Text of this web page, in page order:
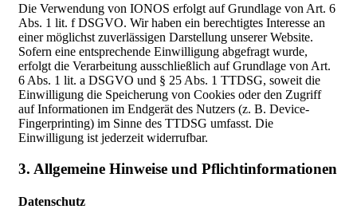
Die Verwendung von IONOS erfolgt auf Grundlage von Art. 6
Abs. 1 lit. f DSGVO. Wir haben ein berechtigtes Interesse an
einer möglichst zuverlässigen Darstellung unserer Website.
Sofern eine entsprechende Einwilligung abgefragt wurde,
erfolgt die Verarbeitung ausschließlich auf Grundlage von Art.
6 Abs. 1 lit. a DSGVO und § 25 Abs. 1 TTDSG, soweit die
Einwilligung die Speicherung von Cookies oder den Zugriff
auf Informationen im Endgerät des Nutzers (z. B. Device-
Fingerprinting) im Sinne des TTDSG umfasst. Die
Einwilligung ist jederzeit widerrufbar.
3. Allgemeine Hinweise und Pflicht­informationen
Datenschutz